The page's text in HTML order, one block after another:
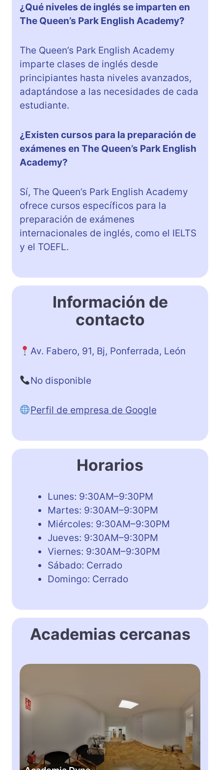
¿Qué niveles de inglés se imparten en
The Queen’s Park English Academy?
The Queen’s Park English Academy
imparte clases de inglés desde
principiantes hasta niveles avanzados,
adaptándose a las necesidades de cada
estudiante.
¿Existen cursos para la preparación de
exámenes en The Queen’s Park English
Academy?
Sí, The Queen’s Park English Academy
ofrece cursos específicos para la
preparación de exámenes
internacionales de inglés, como el IELTS
y el TOEFL.
Información de
contacto
Av. Fabero, 91, Bj, Ponferrada, León
No disponible
Perfil de empresa de Google
Horarios
Lunes: 9:30AM–9:30PM
Martes: 9:30AM–9:30PM
Miércoles: 9:30AM–9:30PM
Jueves: 9:30AM–9:30PM
Viernes: 9:30AM–9:30PM
Sábado: Cerrado
Domingo: Cerrado
Academias cercanas
A